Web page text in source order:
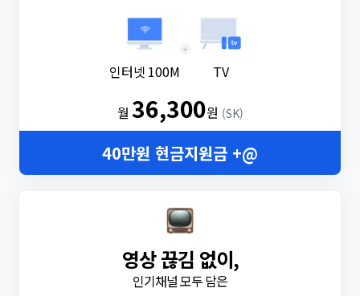
인터넷 100M
+
TV
월36,300원 (SK)
40만원 현금지원금 +@
영상 끊김 없이,
인기채널 모두 담은